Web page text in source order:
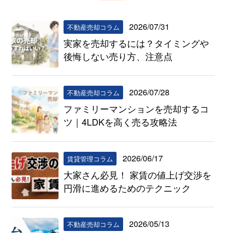
不動産売却コラム 2026/07/31
実家を売却するには？タイミングや
後悔しない売り方、注意点
不動産売却コラム 2026/07/28
ファミリーマンションを売却するコ
ツ｜4LDKを高く売る攻略法
賃貸管理コラム 2026/06/17
大家さん必見！ 家賃の値上げ交渉を
円滑に進めるためのテクニック
不動産売却コラム 2026/05/13